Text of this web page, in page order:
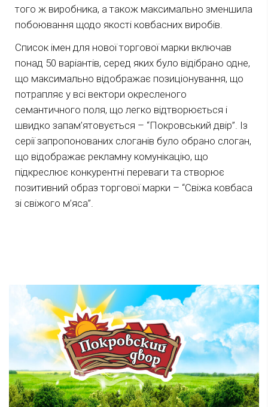
того ж виробника, а також максимально зменшила
побоювання щодо якості ковбасних виробів.
Список імен для нової торгової марки включав
понад 50 варіантів, серед яких було відібрано одне,
що максимально відображає позиціонування, що
потрапляє у всі вектори окресленого
семантичного поля, що легко відтворюється і
швидко запам’ятовується – “Покровський двір”. Із
серії запропонованих слоганів було обрано слоган,
що відображає рекламну комунікацію, що
підкреслює конкурентні переваги та створює
позитивний образ торгової марки – “Свіжа ковбаса
зі свіжого м’яса”.